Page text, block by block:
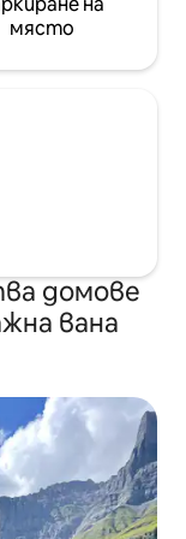
място
домове
вана